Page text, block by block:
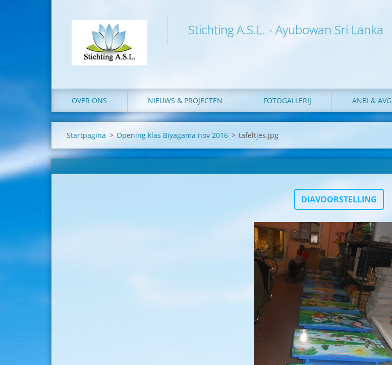
Stichting A.S.L. - Ayubowan Sri Lanka
OVER ONS NIEUWS & PROJECTEN FOTOGALLERIJ ANBI & AVG
Startpagina > Opening klas Biyagama nov 2016 > tafeltjes.jpg
DIAVOORSTELLING